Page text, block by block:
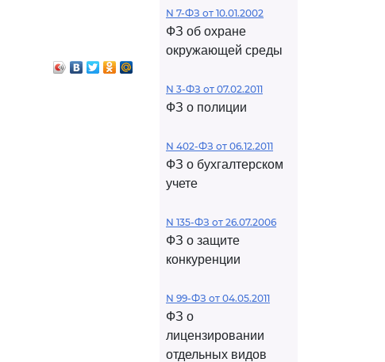
N 7-ФЗ от 10.01.2002
ФЗ об охране
окружающей среды
N 3-ФЗ от 07.02.2011
ФЗ о полиции
N 402-ФЗ от 06.12.2011
ФЗ о бухгалтерском
учете
N 135-ФЗ от 26.07.2006
ФЗ о защите
конкуренции
N 99-ФЗ от 04.05.2011
ФЗ о
лицензировании
отдельных видов